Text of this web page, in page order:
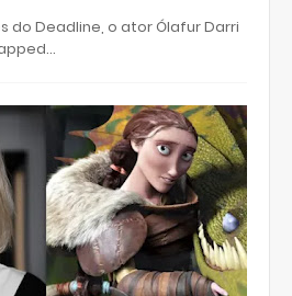
do Deadline, o ator Ólafur Darri